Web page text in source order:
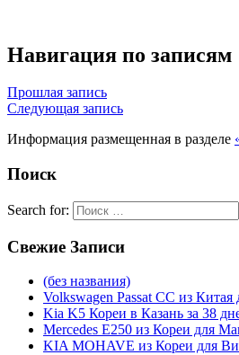
Навигация по записям
Прошлая запись
Следующая запись
Информация размещенная в разделе
Поиск
Search for:
Свежие Записи
(без названия)
Volkswagen Passat CC из
Kia K5 Кореи в Казань за 38
Mercedes E250 из Кореи для
KIA MOHAVE из Кореи для